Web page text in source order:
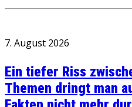
7. August 2026
Ein tiefer Riss
Themen dringt man